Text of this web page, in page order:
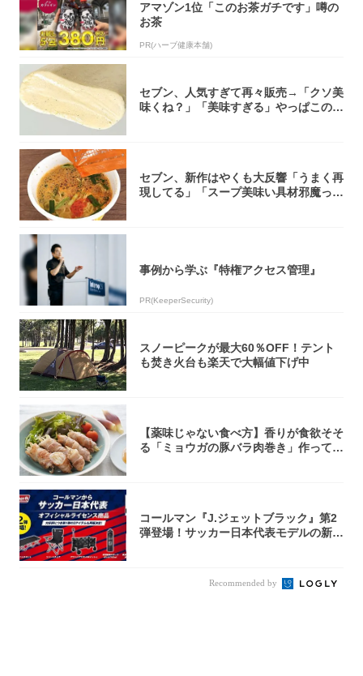
アマゾン1位「このお茶ガチです」噂の
お茶
PR(ハーブ健康本舗)
セブン、人気すぎて再々販売→「クソ美
味くね？」「美味すぎる」やっぱこのク
セブン、新作はやくも大反響「うまく再
現してる」「スープ美味い具材邪魔って
事例から学ぶ『特権アクセス管理』
PR(KeeperSecurity)
スノーピークが最大60％OFF！テント
も焚き火台も楽天で大幅値下げ中
【薬味じゃない食べ方】香りが食欲そそ
る「ミョウガの豚バラ肉巻き」作ってみ
コールマン『J.ジェットブラック』第2
弾登場！サッカー日本代表モデルの新作
Recommended by